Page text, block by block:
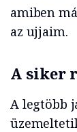
amiben
az ujjaim.
A siker
A legtöbb